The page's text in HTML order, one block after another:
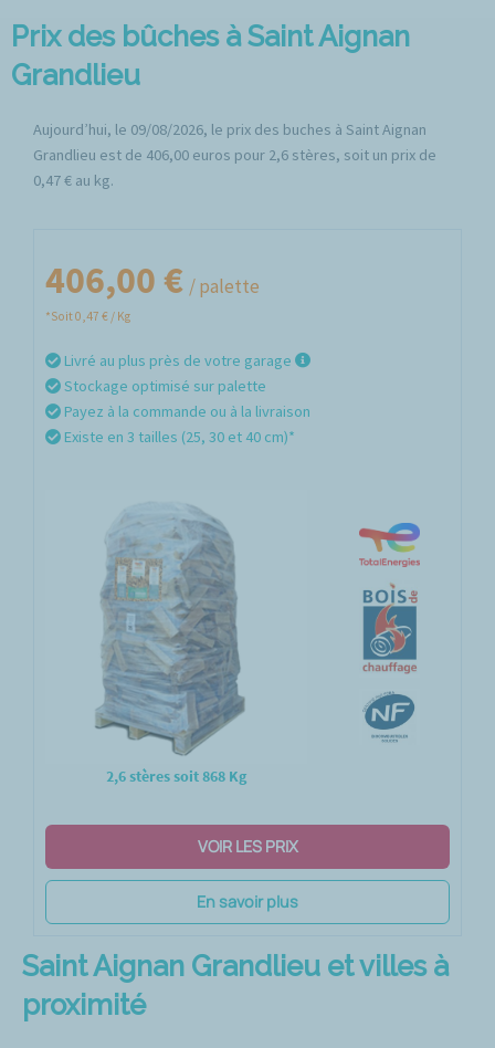
Prix des bûches à Saint Aignan
Grandlieu
Aujourd’hui, le 09/08/2026, le prix des buches à Saint Aignan
Grandlieu est de 406,00 euros pour 2,6 stères, soit un prix de
0,47 € au kg.
2,6 stères soit 868 Kg
406,00 € / palette
*Soit 0,47 € / Kg
Livré au plus près de votre garage
Stockage optimisé sur palette
Payez à la commande ou à la livraison
Existe en 3 tailles (25, 30 et 40 cm)*
VOIR LES PRIX
En savoir plus
Saint Aignan Grandlieu et villes à
proximité